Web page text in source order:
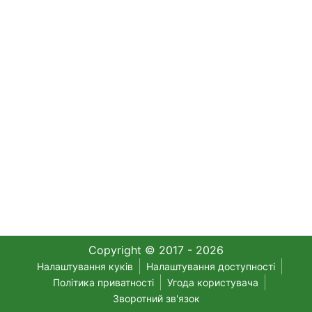
Copyright © 2017 - 2026
Налаштування куків
Налаштування доступності
Політика приватності
Угода користувача
Зворотний зв'язок